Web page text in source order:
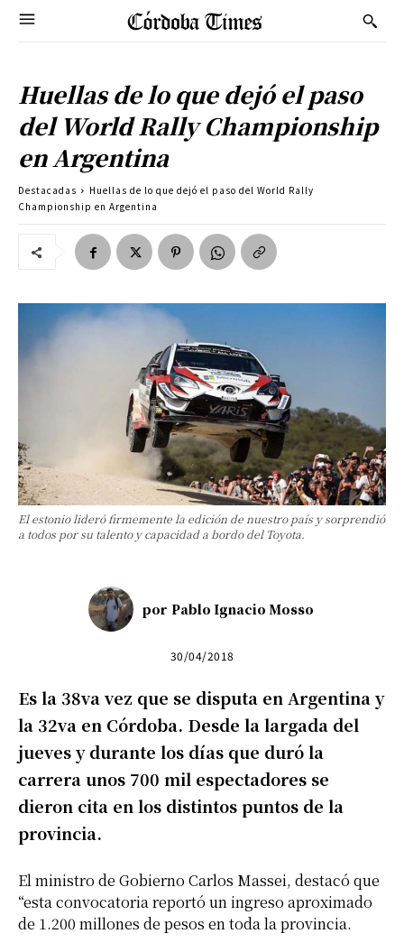
Huellas de lo que dejó el paso
del World Rally Championship
en Argentina
Destacadas
Huellas de lo que dejó el paso del World Rally
Championship en Argentina
El estonio lideró firmemente la edición de nuestro país y sorprendió
a todos por su talento y capacidad a bordo del Toyota.
por Pablo Ignacio Mosso
30/04/2018
Es la 38va vez que se disputa en Argentina y
la 32va en Córdoba. Desde la largada del
jueves y durante los días que duró la
carrera unos 700 mil espectadores se
dieron cita en los distintos puntos de la
provincia.
El ministro de Gobierno Carlos Massei, destacó que
“esta convocatoria reportó un ingreso aproximado
de 1.200 millones de pesos en toda la provincia.